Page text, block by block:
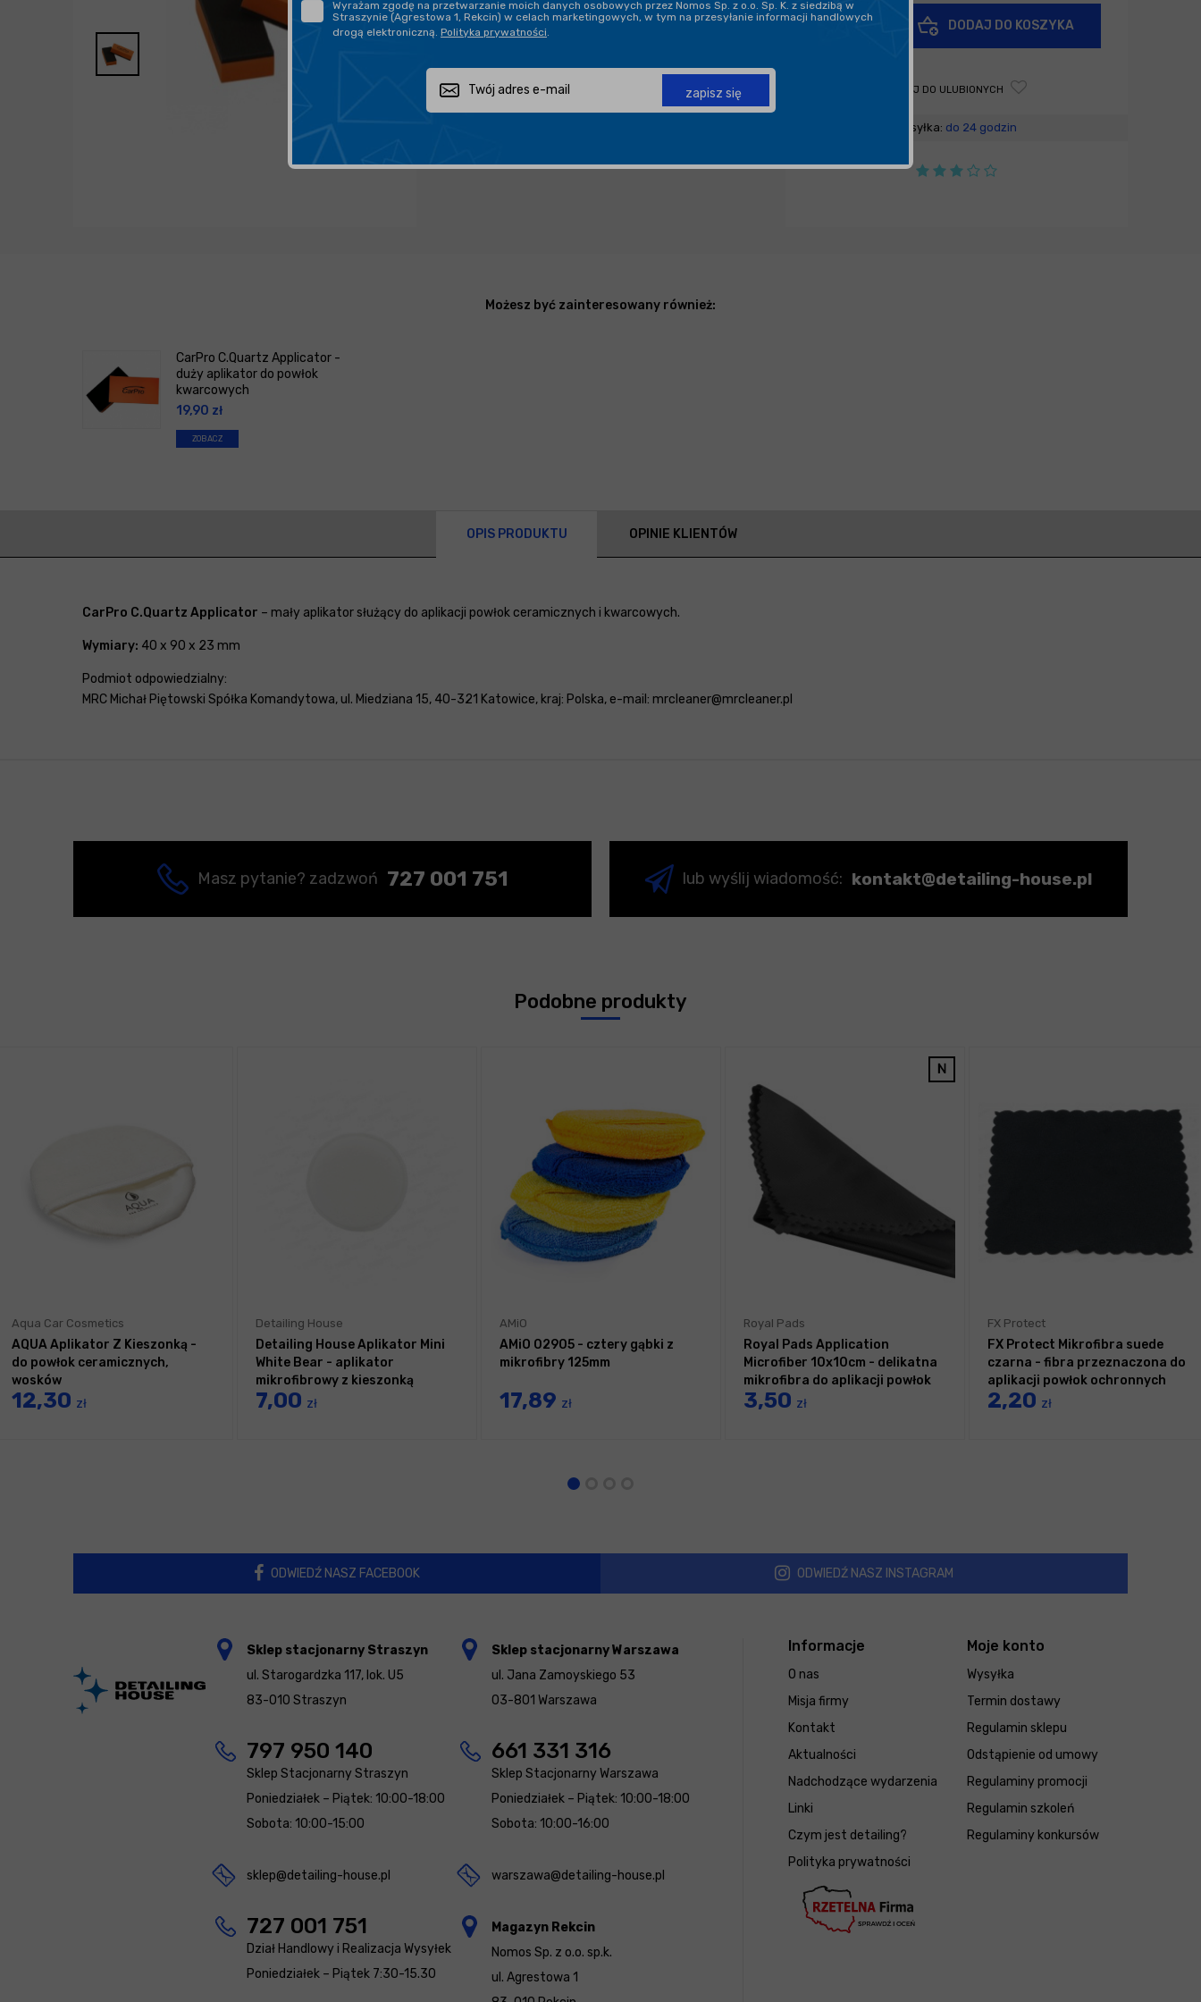
PROFESJONALNE DORADZTWO
Udostępnij
+
DODAJ DO KOSZYKA
DODAJ DO ULUBIONYCH
Wysyłka: do 24 godzin
Możesz być zainteresowany również:
CarPro C.Quartz Applicator -
duży aplikator do powłok
kwarcowych
19,90 zł
ZOBACZ
OPIS PRODUKTU OPINIE KLIENTÓW
CarPro C.Quartz Applicator – mały aplikator służący do aplikacji powłok ceramicznych i kwarcowych.
Wymiary: 40 x 90 x 23 mm
Podmiot odpowiedzialny:
MRC Michał Piętowski Spółka Komandytowa, ul. Miedziana 15, 40-321 Katowice, kraj: Polska, e-mail: mrcleaner@mrcleaner.pl
Masz pytanie? zadzwoń 727 001 751 lub wyślij wiadomość: kontakt@detailing-house.pl
Podobne produkty
Aqua Car Cosmetics
AQUA Aplikator Z Kieszonką -
do powłok ceramicznych,
wosków
12,30 zł
Detailing House
Detailing House Aplikator Mini
White Bear - aplikator
mikrofibrowy z kieszonką
7,00 zł
AMiO
AMiO 02905 - cztery gąbki z
mikrofibry 125mm
17,89 zł
Royal Pads
Royal Pads Application
Microfiber 10x10cm - delikatna
mikrofibra do aplikacji powłok
ochronnych
3,50 zł
FX Protect
FX Protect Mikrofibra suede
czarna - fibra przeznaczona do
aplikacji powłok ochronnych
2,20 zł
ODWIEDŹ NASZ FACEBOOK ODWIEDŹ NASZ INSTAGRAM
Wyrażam zgodę na przetwarzanie moich danych osobowych przez Nomos Sp. z o.o. Sp. K. z siedzibą w
Straszynie (Agrestowa 1, Rekcin) w celach marketingowych, w tym na przesyłanie informacji handlowych
drogą elektroniczną. Polityka prywatności
zapisz się
Informacje
O nas
Misja firmy
Kontakt
Aktualności
Nadchodzące wydarzenia
Linki
Czym jest detailing?
Polityka prywatności
Moje konto
Wysyłka
Termin dostawy
Regulamin sklepu
Odstąpienie od umowy
Regulaminy promocji
Regulamin szkoleń
Regulaminy konkursów
Sklep stacjonarny Straszyn
ul. Starogardzka 117, lok. U5
83-010 Straszyn
797 950 140
Sklep Stacjonarny Straszyn
Poniedziałek – Piątek: 10:00-18:00
Sobota: 10:00-15:00
sklep@detailing-house.pl
727 001 751
Dział Handlowy i Realizacja Wysyłek
Poniedziałek – Piątek 7:30-15.30
Sklep stacjonarny Warszawa
ul. Jana Zamoyskiego 53
03-801 Warszawa
661 331 316
Sklep Stacjonarny Warszawa
Poniedziałek – Piątek: 10:00-18:00
Sobota: 10:00-16:00
warszawa@detailing-house.pl
Magazyn Rekcin
Nomos Sp. z o.o. sp.k.
ul. Agrestowa 1